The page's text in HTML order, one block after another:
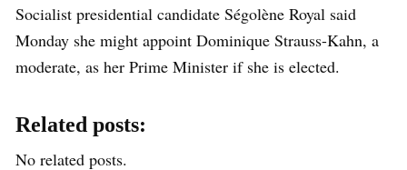
Socialist presidential candidate Ségolène Royal said
Monday she might appoint Dominique Strauss-Kahn, a
moderate, as her Prime Minister if she is elected.
Related posts:
No related posts.